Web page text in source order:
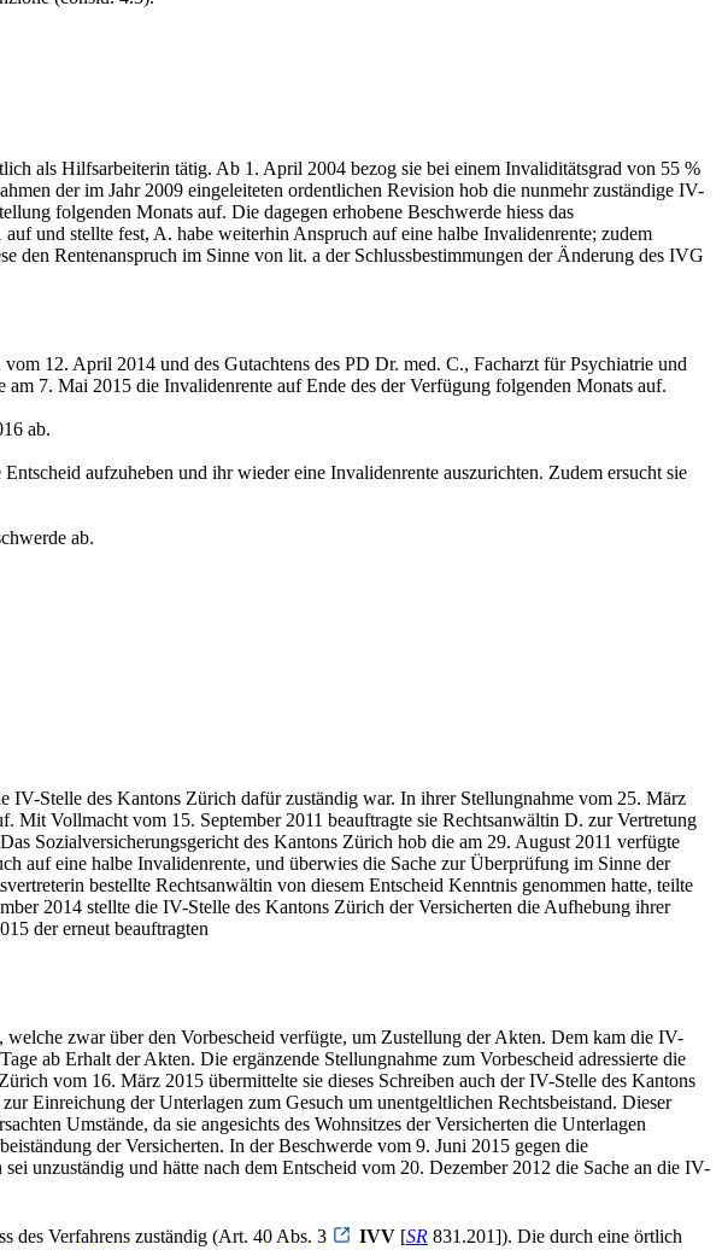
als Hilfsarbeiterin tätig. Ab 1. April 2004 bezog sie bei einem Invaliditätsgrad von 55 %
der im Jahr 2009 eingeleiteten ordentlichen Revision hob die nunmehr zuständige IV-
folgenden Monats auf. Die dagegen erhobene Beschwerde hiess das
und stellte fest, A. habe weiterhin Anspruch auf eine halbe Invalidenrente; zudem
den Rentenanspruch im Sinne von lit. a der Schlussbestimmungen der Änderung des IVG
12. April 2014 und des Gutachtens des PD Dr. med. C., Facharzt für Psychiatrie und
7. Mai 2015 die Invalidenrente auf Ende des der Verfügung folgenden Monats auf.
ab.
aufzuheben und ihr wieder eine Invalidenrente auszurichten. Zudem ersucht sie
ab.
Stelle des Kantons Zürich dafür zuständig war. In ihrer Stellungnahme vom 25. März
Vollmacht vom 15. September 2011 beauftragte sie Rechtsanwältin D. zur Vertretung
Sozialversicherungsgericht des Kantons Zürich hob die am 29. August 2011 verfügte
auf eine halbe Invalidenrente, und überwies die Sache zur Überprüfung im Sinne der
bestellte Rechtsanwältin von diesem Entscheid Kenntnis genommen hatte, teilte
2014 stellte die IV-Stelle des Kantons Zürich der Versicherten die Aufhebung ihrer
der erneut beauftragten
zwar über den Vorbescheid verfügte, um Zustellung der Akten. Dem kam die IV-
ab Erhalt der Akten. Die ergänzende Stellungnahme zum Vorbescheid adressierte die
vom 16. März 2015 übermittelte sie dieses Schreiben auch der IV-Stelle des Kantons
Einreichung der Unterlagen zum Gesuch um unentgeltlichen Rechtsbeistand. Dieser
Umstände, da sie angesichts des Wohnsitzes der Versicherten die Unterlagen
der Versicherten. In der Beschwerde vom 9. Juni 2015 gegen die
unzuständig und hätte nach dem Entscheid vom 20. Dezember 2012 die Sache an die IV-
des Verfahrens zuständig (Art. 40 Abs. 3 IVV [SR 831.201]). Die durch eine örtlich